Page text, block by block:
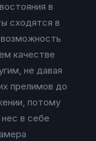
в
сходятся в
качестве
не давая
прелимов до
потому
в себе